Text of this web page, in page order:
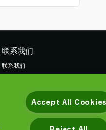
联系我们
联系我们
请帮我选择 Accept All Cookies